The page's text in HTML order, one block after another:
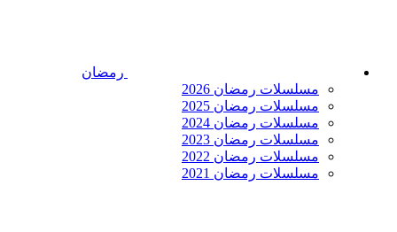
رمضان
مسلسلات رمضان 2026
مسلسلات رمضان 2025
مسلسلات رمضان 2024
مسلسلات رمضان 2023
مسلسلات رمضان 2022
مسلسلات رمضان 2021